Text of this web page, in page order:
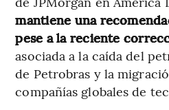
mantiene una
pese a la reciente
asociada a la caída del
de Petrobras y la
compañías globales de